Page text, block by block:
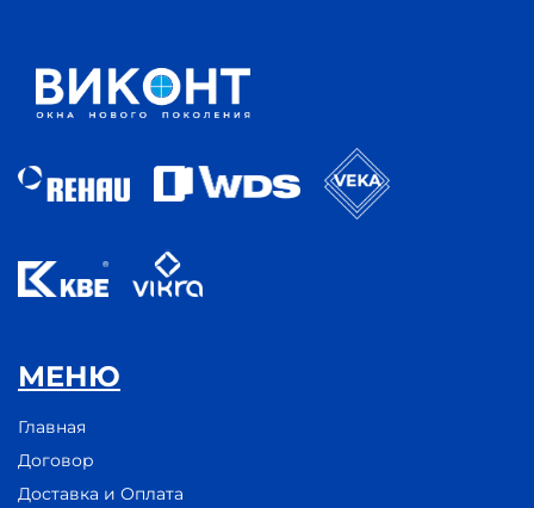
МЕНЮ
Главная
Договор
Доставка и Оплата